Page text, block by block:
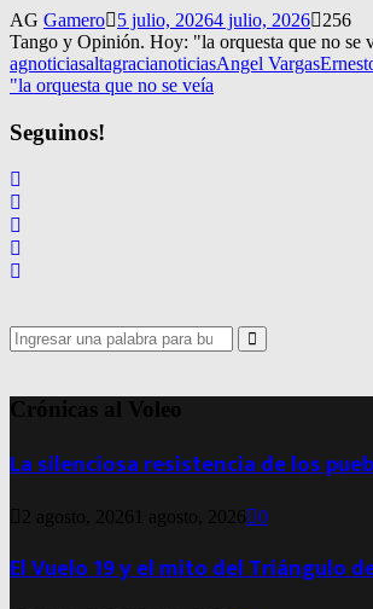
AG Gamero 5 julio, 20264 julio, 2026
256
Tango y Opinión. Hoy: "la orquesta que no se
agnoticiasaltagracianoticiasAngel Vargas
"la orquesta que no se veía
Seguinos!
Search
for:
Search
Crónicas al Voleo
La silenciosa resistencia de los
2 agosto, 2026 1 agosto, 2026 0
El Vuelo 19 y el mito del Triángulo